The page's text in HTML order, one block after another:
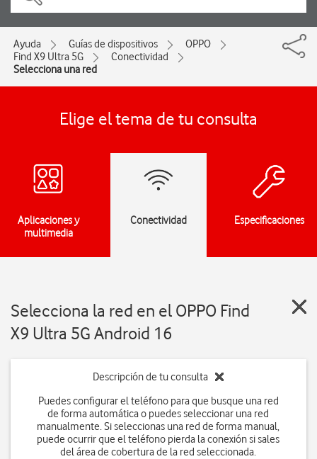
Ayuda Guías de dispositivos
OPPO
Find X9 Ultra 5G
Conectividad
Selecciona una red
Elige el tema de tu consulta
Aplicaciones y
multimedia
Conectividad Especificaciones
Selecciona la red en el OPPO Find
X9 Ultra 5G Android 16
Descripción de tu consulta
Puedes configurar el teléfono para que busque una red
de forma automática o puedes seleccionar una red
manualmente. Si seleccionas una red de forma manual,
puede ocurrir que el teléfono pierda la conexión si sales
del área de cobertura de la red seleccionada.